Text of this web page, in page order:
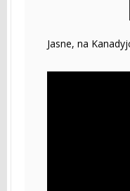
Jasne, na